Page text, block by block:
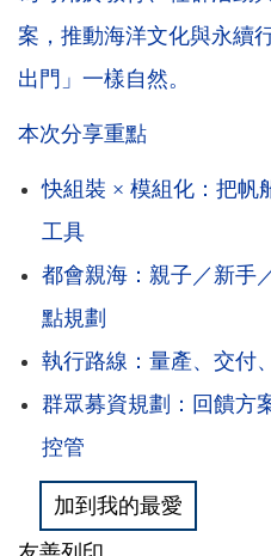
案，推動海洋文化與永續
出門」一樣自然。
本次分享重點
快組裝 × 模組化：把帆
工具
都會親海：親子／新手
點規劃
執行路線：量產、交付
群眾募資規劃：回饋方
控管
加到我的最愛